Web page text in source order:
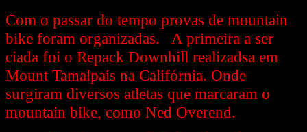
Com o passar do tempo provas de mountain
bike foram organizadas. A primeira a ser
ciada foi o Repack Downhill realizadsa em
Mount Tamalpais na Califórnia. Onde
surgiram diversos atletas que marcaram o
mountain bike, como Ned Overend.